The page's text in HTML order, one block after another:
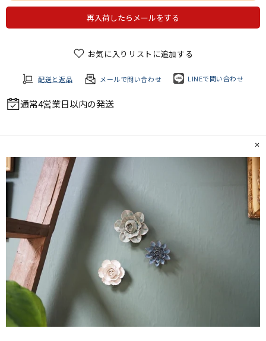
再入荷したらメールをする
お気に入りリストに追加する
配送と返品 メールで問い合わせ LINEで問い合わせ
通常4営業日以内の発送